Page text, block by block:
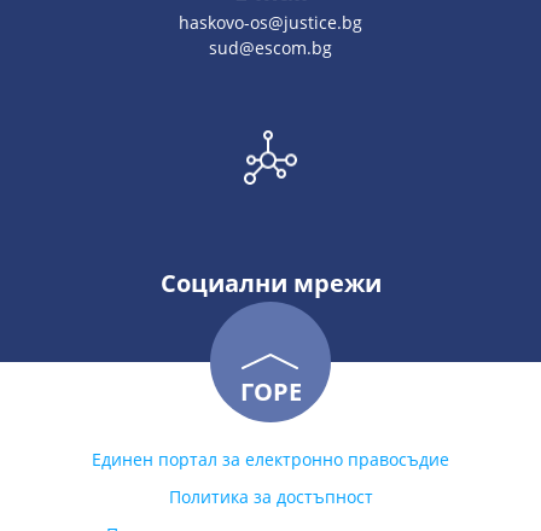
haskovo-os@justice.bg
sud@escom.bg
Социални мрежи
ГОРЕ
Единен портал за електронно правосъдие
Политика за достъпност